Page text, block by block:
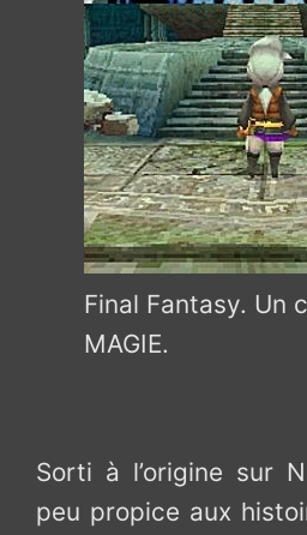
Final Fantasy. Un
MAGIE.
Sorti à l’origine sur
peu propice aux